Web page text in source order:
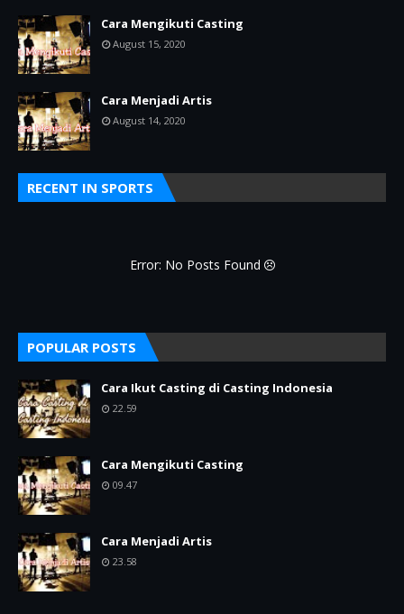
Cara Mengikuti Casting
August 15, 2020
Cara Menjadi Artis
August 14, 2020
RECENT IN SPORTS
Error: No Posts Found
POPULAR POSTS
Cara Ikut Casting di Casting Indonesia
22.59
Cara Mengikuti Casting
09.47
Cara Menjadi Artis
23.58